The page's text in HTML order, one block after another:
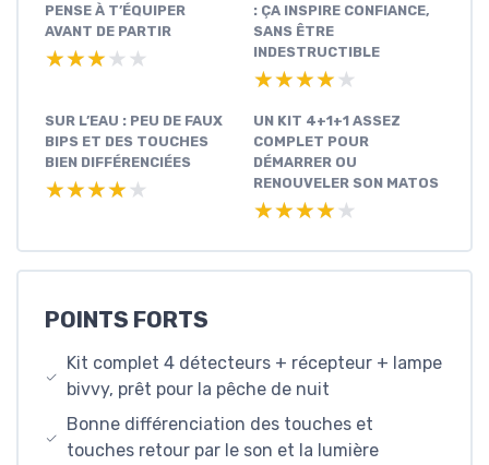
PENSE À T’ÉQUIPER
AVANT DE PARTIR
★★★★★
★★★★★
: ÇA INSPIRE CONFIANCE,
SANS ÊTRE
INDESTRUCTIBLE
★★★★★
★★★★★
SUR L’EAU : PEU DE FAUX
BIPS ET DES TOUCHES
BIEN DIFFÉRENCIÉES
★★★★★
★★★★★
UN KIT 4+1+1 ASSEZ
COMPLET POUR
DÉMARRER OU
RENOUVELER SON MATOS
★★★★★
★★★★★
POINTS FORTS
Kit complet 4 détecteurs + récepteur + lampe
bivvy, prêt pour la pêche de nuit
Bonne différenciation des touches et
touches retour par le son et la lumière